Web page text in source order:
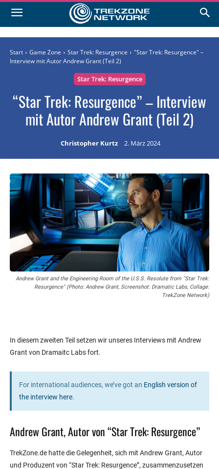
Start Game Zone Star Trek: Resurgence
"Star Trek: Resurgence" –
Interview mit Autor Andrew Grant (Teil 2)
Star Trek: Resurgence
“Star Trek: Resurgence” – Interview
mit Autor Andrew Grant (Teil 2)
Christopher Kurtz 2. März 2024
Andrew Grant and the Engineering Room of the U.S.S. Resolute from "Star Trek:
Resurgence" (Photo: Andrew Grant, Screenshot: Dramatic Labs, Collage:
TrekZone Network)
In diesem zweiten Teil setzen wir unseres Interviews mit Andrew
Grant von Dramaitc Labs fort.
For international audiences, we’ve got an English version of
the interview here.
Andrew Grant, Autor von “Star Trek: Resurgence”
TrekZone.de hatte die Gelegenheit, sich mit Andrew Grant, Autor
und Produzent von “Star Trek: Resurgence”, zusammenzusetzen